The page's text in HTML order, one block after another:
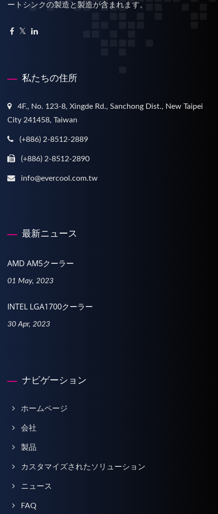
ートシンクの製造と製造が含まれます。
私たちの住所
4F., No. 123-8, Xingde Rd., Sanchong Dist., New Taipei
City 241458, Taiwan
(+886) 2-8512-2889
(+886) 2-8512-2890
info@evercool.com.tw
最新ニュース
AMD AM5クーラー
01 May, 2023
INTEL LGA1700クーラー
30 Apr, 2023
ナビゲーション
ホームページ
会社
製品
カスタマイズされたソリューション
ニュース
FAQ